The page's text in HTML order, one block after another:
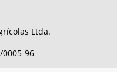
Ltda.
0005-96